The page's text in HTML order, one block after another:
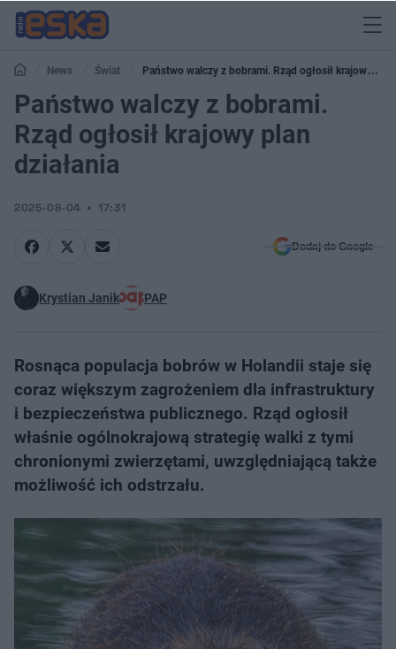
News Świat
Państwo walczy z bobrami. Rząd ogłosił krajowy
plan działania
Państwo walczy z bobrami.
Rząd ogłosił krajowy plan
działania
2025-08-04 17:31
Dodaj do Google
Krystian Janik PAP
Rosnąca populacja bobrów w Holandii staje się
coraz większym zagrożeniem dla infrastruktury
i bezpieczeństwa publicznego. Rząd ogłosił
właśnie ogólnokrajową strategię walki z tymi
chronionymi zwierzętami, uwzględniającą także
możliwość ich odstrzału.